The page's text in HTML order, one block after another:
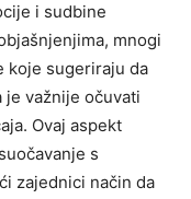
i sudbine
mnogi
koje sugeriraju da
je važnije očuvati
Ovaj aspekt
s
zajednici način da